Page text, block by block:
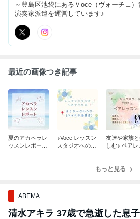
～豊島区池袋にあるＶoce（ヴォーチェ
演奏家派遣を運営しています♪
最近の画像つき記事
夏のアカペラレ
ッスンレポー
♪Voce レッスン
スタジオへのア
友達や家族と
しむ♪ ペアレ
もっと見る
ABEMA
清水アキラ 37歳で急逝した息